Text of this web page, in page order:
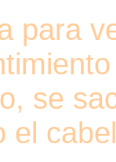
para
se
el